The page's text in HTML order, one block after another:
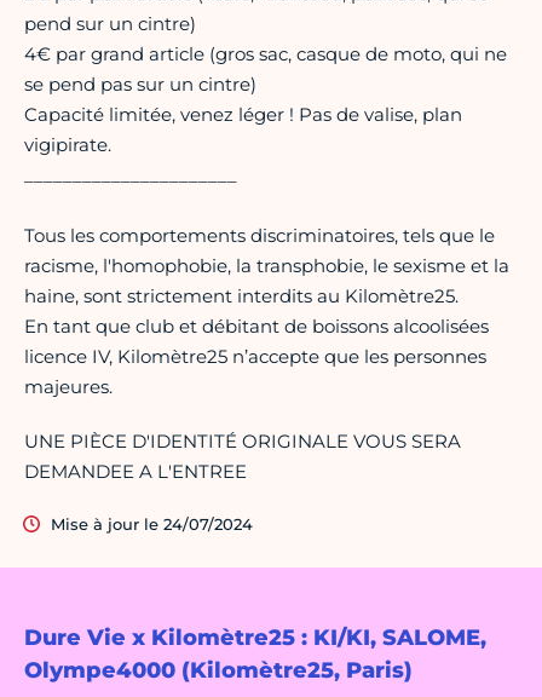
Dure Vie x Kilomètre25 : KI/KI, SALOME,
Olympe4000 (Kilomètre25, Paris)
pend sur un cintre)
4€ par grand article (gros sac, casque de moto, qui ne
se pend pas sur un cintre)
Capacité limitée, venez léger ! Pas de valise, plan
vigipirate.
Tous les comportements discriminatoires, tels que le
racisme, l'homophobie, la transphobie, le sexisme et la
haine, sont strictement interdits au Kilomètre25.
En tant que club et débitant de boissons alcoolisées
licence IV, Kilomètre25 n’accepte que les personnes
majeures.
UNE PIÈCE D'IDENTITÉ ORIGINALE VOUS SERA
DEMANDEE A L'ENTREE
Mise à jour le 24/07/2024